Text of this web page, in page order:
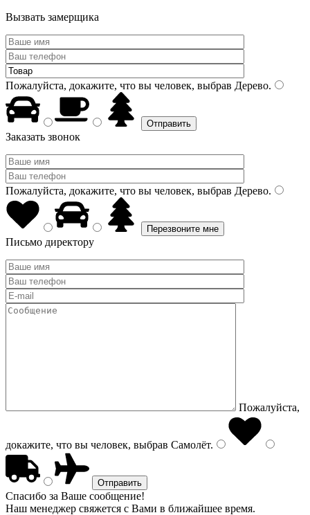
Вызвать замерщика
Пожалуйста, докажите, что вы человек, выбрав Дерево.
Заказать звонок
Пожалуйста, докажите, что вы человек, выбрав Дерево.
Письмо директору
Пожалуйста,
докажите, что вы человек, выбрав Самолёт.
Спасибо за Ваше сообщение!
Наш менеджер свяжется с Вами в ближайшее время.